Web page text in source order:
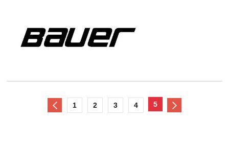
1 2 3 4 5